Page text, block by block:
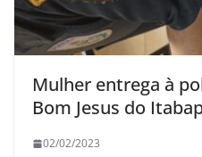
Mulher entrega à
Bom Jesus do
02/02/2023